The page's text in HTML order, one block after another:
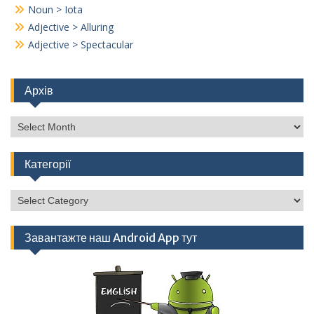
Noun > Iota
Adjective > Alluring
Adjective > Spectacular
Архів
Архів
Категорії
Категорії
Завантажте наш Android App тут